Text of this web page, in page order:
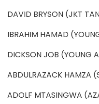
DAVID BRYSON (JKT
IBRAHIM HAMAD
DICKSON JOB (YOUNG
ABDULRAZACK HAMZA
ADOLF MTASINGWA